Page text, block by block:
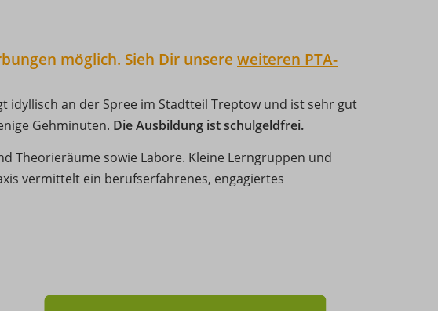
möglich. Sieh Dir unsere weiteren PTA-
idyllisch an der Spree im Stadtteil Treptow und ist sehr gut
Gehminuten. Die Ausbildung ist schulgeldfrei.
Theorieräume sowie Labore. Kleine Lerngruppen und
vermittelt ein berufserfahrenes, engagiertes